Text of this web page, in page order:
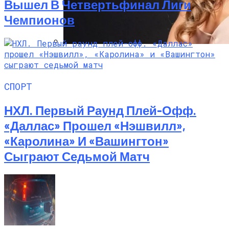
Алёна Шоптенко Показала
Танцевальный Мастер-Класс На Пляже
Вышел В Четвертьфинал Лиги
Чемпионов
СПОРТ
НХЛ. Первый Раунд Плей-Офф.
«Даллас» Прошел «Нэшвилл»,
«Каролина» И «Вашингтон»
Сыграют Седьмой Матч